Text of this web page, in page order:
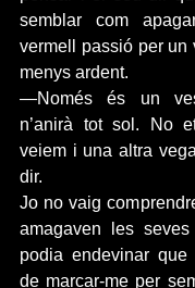
semblar com
vermell passió per un
menys ardent.
—Només és un
n’anirà tot sol. No
veiem i una altra
dir.
Jo no vaig
amagaven les
podia endevinar
de marcar-me per